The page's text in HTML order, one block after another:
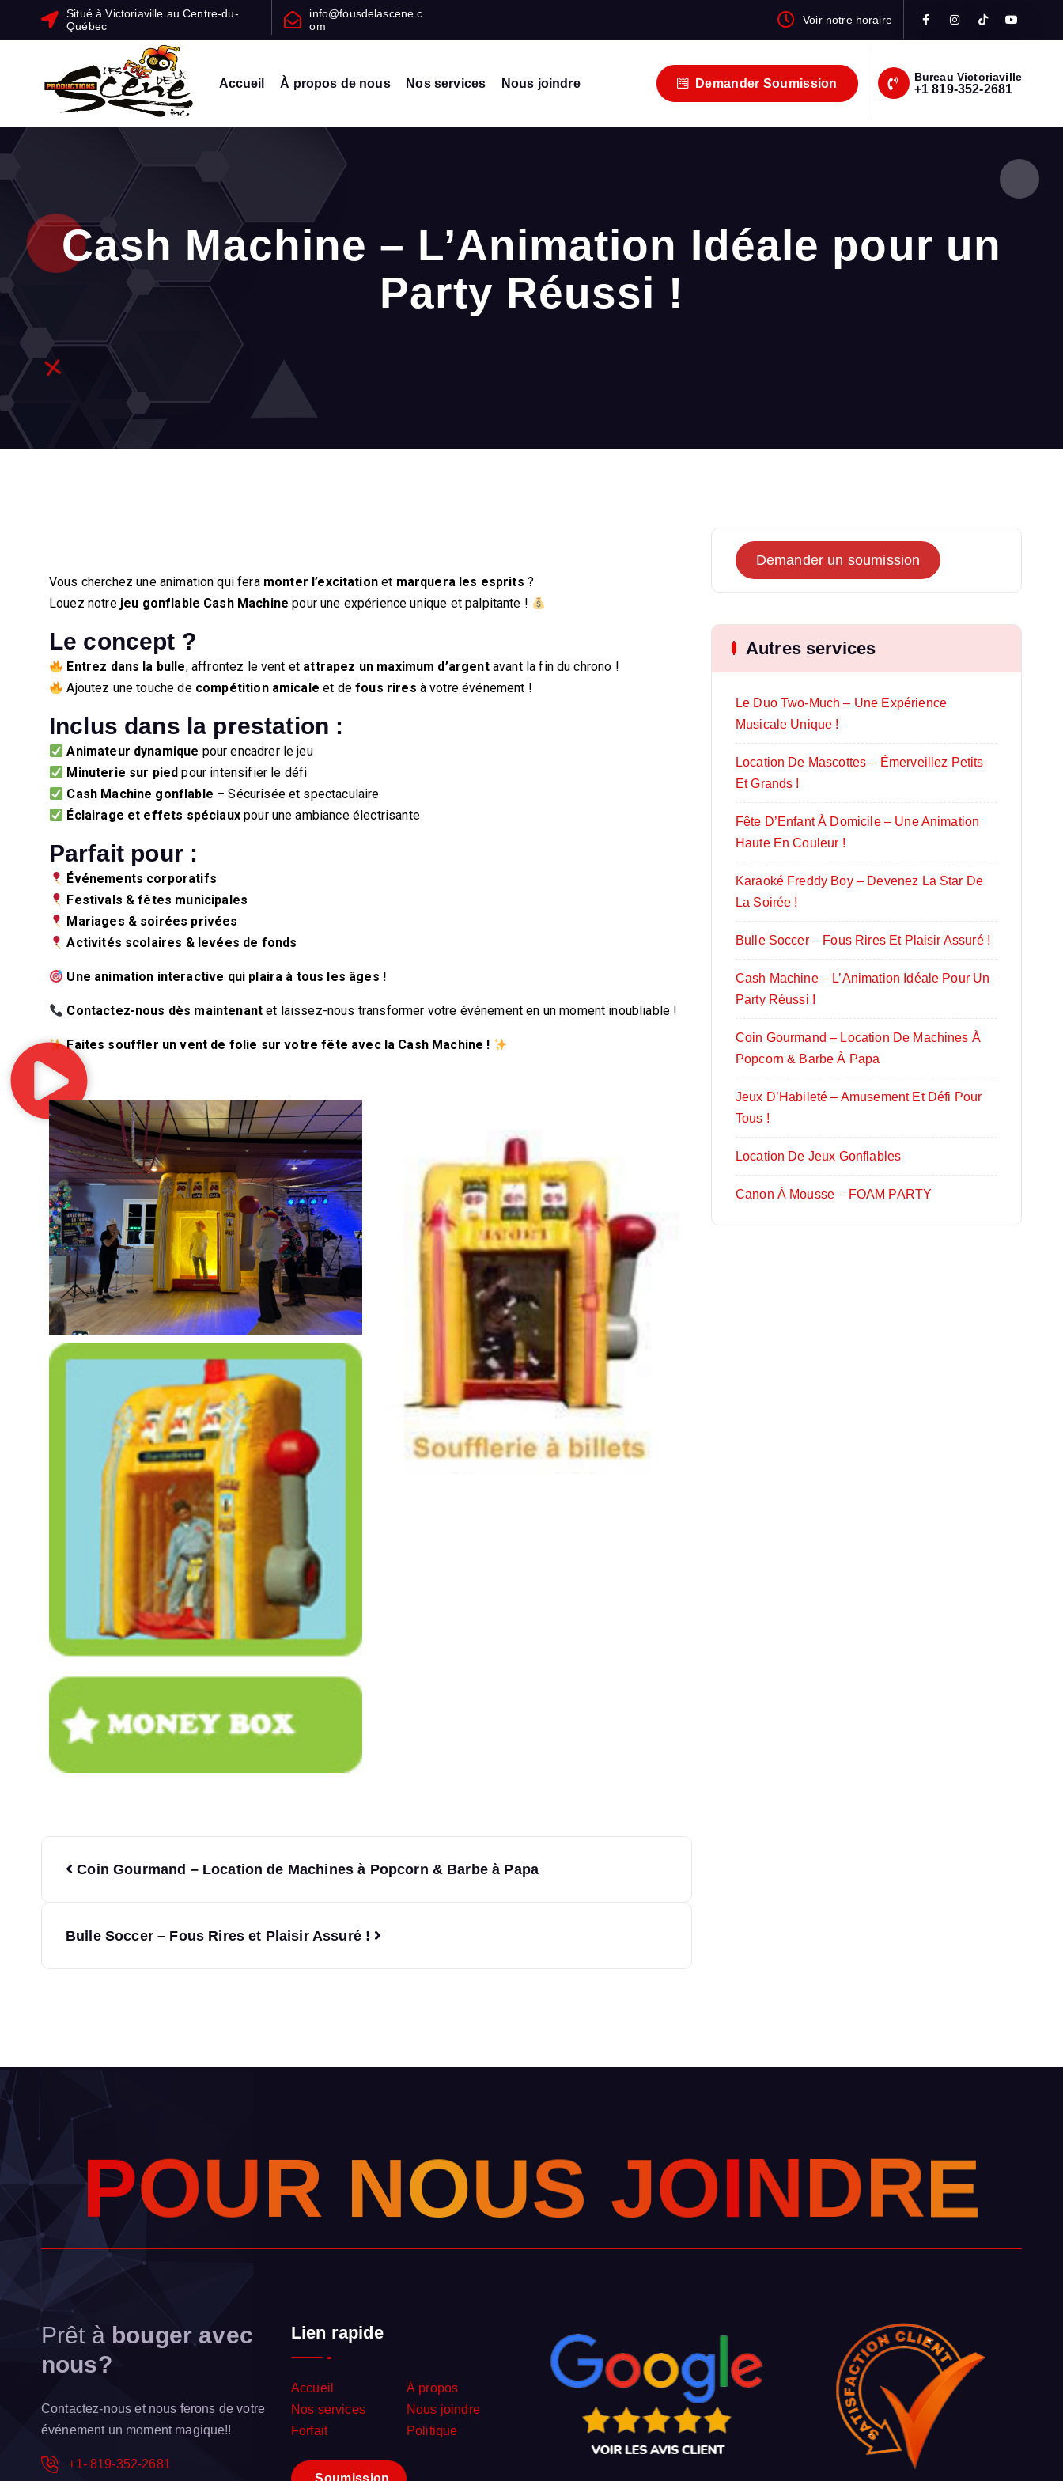
Situé à Victoriaville au Centre-du-
Québec
info@fousdelascene.c
om
Voir notre horaire
Un service professionnel et personnalisé pour l’organisation de vos événements
Accueil À propos de nous Nos services Nous joindre Demander Soumission Bureau Victoriaville
+1 819-352-2681
Cash Machine – L’Animation Idéale pour un
Party Réussi !
Vous cherchez une animation qui fera monter l’excitationet marquera les esprits ?
Louez notre jeu gonflable Cash Machine pour une expérience unique et palpitante !
Le concept ?
Entrez dans la bulle, affrontez le vent et attrapez un maximum d’argentavant la fin du chrono !
Ajoutez une touche de compétition amicale et defous rires à votre événement !
Inclus dans la prestation :
Animateur dynamique pour encadrer le jeu
Minuterie sur pied pour intensifier le défi
Cash Machine gonflable – Sécurisée et spectaculaire
Éclairage et effets spéciauxpour une ambiance électrisante
Parfait pour :
Événements corporatifs
Festivals & fêtes municipales
Mariages & soirées privées
Activités scolaires & levées de fonds
Une animation interactive qui plaira à tous les âges !
Contactez-nous dès maintenant et laissez-nous transformer votre événement en un moment inoubliable !
Faites souffler un vent de folie sur votre fête avec la Cash Machine !
Coin Gourmand – Location de Machines à Popcorn & Barbe à Papa
Bulle Soccer – Fous Rires et Plaisir Assuré !
Demander un soumission
Autres services
Le Duo Two-Much – Une Expérience
Musicale Unique !
Location De Mascottes – Émerveillez Petits
Et Grands !
Fête D’Enfant À Domicile – Une Animation
Haute En Couleur !
Karaoké Freddy Boy – Devenez La Star De
La Soirée !
Bulle Soccer – Fous Rires Et Plaisir Assuré !
Cash Machine – L’Animation Idéale Pour Un
Party Réussi !
Coin Gourmand – Location De Machines À
Popcorn & Barbe À Papa
Jeux D’Habileté – Amusement Et Défi Pour
Tous !
Location De Jeux Gonflables
Canon À Mousse – FOAM PARTY
POUR NOUS JOINDRE
Prêt à bouger avec
nous?
Contactez-nous et nous ferons de votre
événement un moment magique!!
+1- 819-352-2681
Lien rapide
Accueil
À propos
Nos services
Nous joindre
Forfait
Politique
Soumission